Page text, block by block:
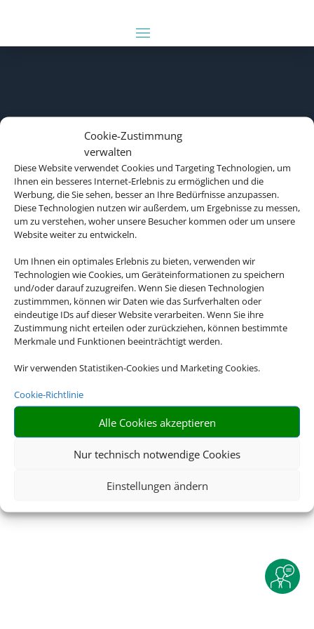
Cookie-Zustimmung
verwalten
Diese Website verwendet Cookies und Targeting Technologien, um
Ihnen ein besseres Internet-Erlebnis zu ermöglichen und die
Werbung, die Sie sehen, besser an Ihre Bedürfnisse anzupassen.
Diese Technologien nutzen wir außerdem, um Ergebnisse zu messen,
um zu verstehen, woher unsere Besucher kommen oder um unsere
Website weiter zu entwickeln.
Um Ihnen ein optimales Erlebnis zu bieten, verwenden wir
Technologien wie Cookies, um Geräteinformationen zu speichern
und/oder darauf zuzugreifen. Wenn Sie diesen Technologien
zustimmmen, können wir Daten wie das Surfverhalten oder
eindeutige IDs auf dieser Website verarbeiten. Wenn Sie ihre
Zustimmung nicht erteilen oder zurückziehen, können bestimmte
Merkmale und Funktionen beeinträchtigt werden.
Wir verwenden Statistiken-Cookies und Marketing Cookies.
Cookie-Richtlinie
Alle Cookies akzeptieren
Nur technisch notwendige Cookies
Einstellungen ändern
Rechtliche Informationen
Impressum|Datenschutzerklärung|Online Check-In
Service|AGB|Blacklisted Airlines|
Barrierefreiheitserklärung
© 2025 • Schmetterling